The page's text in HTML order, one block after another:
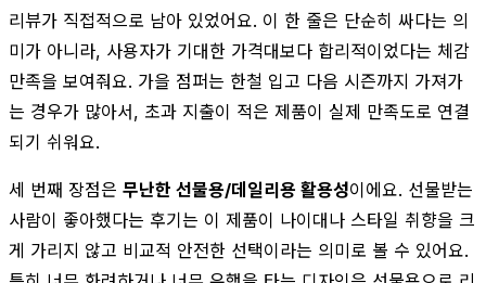
리뷰가 직접적으로 남아 있었어요. 이 한 줄은 단순히 싸다는 의
미가 아니라, 사용자가 기대한 가격대보다 합리적이었다는 체감
만족을 보여줘요. 가을 점퍼는 한철 입고 다음 시즌까지 가져가
는 경우가 많아서, 초과 지출이 적은 제품이 실제 만족도로 연결
되기 쉬워요.
세 번째 장점은 무난한 선물용/데일리용 활용성이에요. 선물받는
사람이 좋아했다는 후기는 이 제품이 나이대나 스타일 취향을 크
게 가리지 않고 비교적 안전한 선택이라는 의미로 볼 수 있어요.